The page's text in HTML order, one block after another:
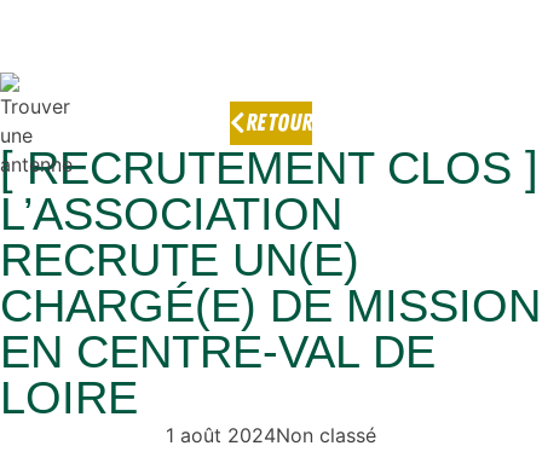
RETOUR
[ RECRUTEMENT CLOS ]
L’ASSOCIATION
RECRUTE UN(E)
CHARGÉ(E) DE MISSION
EN CENTRE-VAL DE
LOIRE
1 août 2024Non classé